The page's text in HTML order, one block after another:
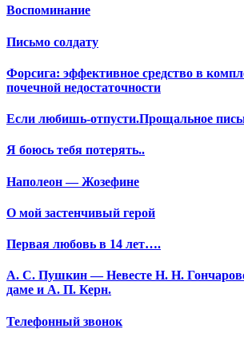
Воспоминание
Письмо солдату
Форсига: эффективное средство в
почечной недостаточности
Если любишь-отпусти.Прощальное
Я боюсь тебя потерять..
Наполеон — Жозефине
О мой застенчивый герой
Первая любовь в 14 лет….
А. С. Пушкин — Невесте Н. Н.
даме и А. П. Керн.
Телефонный звонок